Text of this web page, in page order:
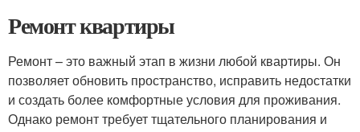
Ремонт квартиры
Ремонт – это важный этап в жизни любой квартиры. Он
позволяет обновить пространство, исправить недостатки
и создать более комфортные условия для проживания.
Однако ремонт требует тщательного планирования и